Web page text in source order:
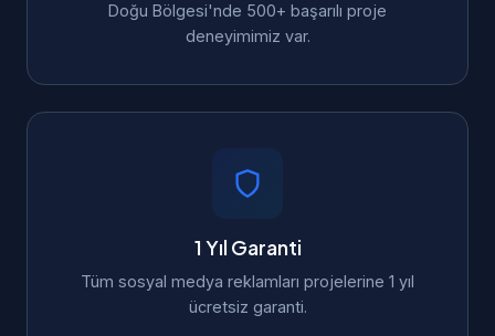
Doğu Bölgesi'nde 500+ başarılı proje
deneyimimiz var.
1 Yıl Garanti
Tüm sosyal medya reklamları projelerine 1 yıl
ücretsiz garanti.